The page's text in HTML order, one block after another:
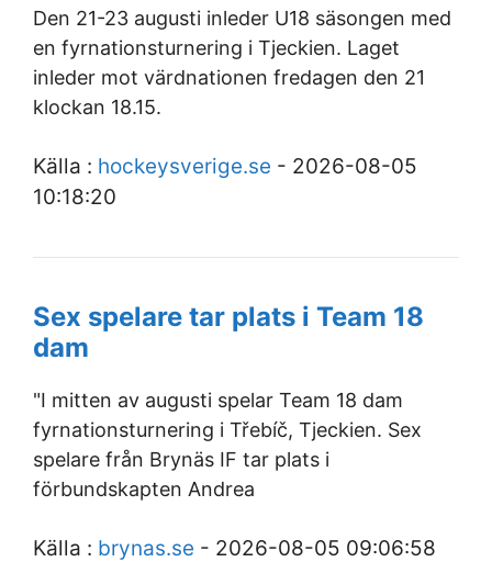
Den 21-23 augusti inleder U18 säsongen med
en fyrnationsturnering i Tjeckien. Laget
inleder mot värdnationen fredagen den 21
klockan 18.15.
Källa : hockeysverige.se - 2026-08-05
10:18:20
Sex spelare tar plats i Team 18
dam
"I mitten av augusti spelar Team 18 dam
fyrnationsturnering i Třebíč, Tjeckien. Sex
spelare från Brynäs IF tar plats i
förbundskapten Andrea
Källa : brynas.se - 2026-08-05 09:06:58